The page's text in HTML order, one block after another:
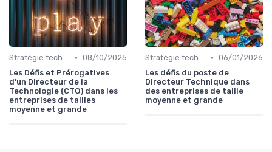
Stratégie technologique • 08/10/2025
Les Défis et Prérogatives
d'un Directeur de la
Technologie (CTO) dans les
entreprises de tailles
moyenne et grande
Stratégie technologique • 06/01/2026
Les défis du poste de
Directeur Technique dans
des entreprises de taille
moyenne et grande